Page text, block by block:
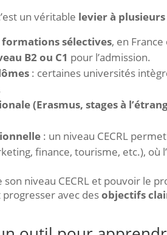
un véritable levier à
formations sélectives, en
B2 ou C1 pour l’admission.
: certaines universités
(Erasmus, stages à
: un niveau CECRL
finance, tourisme, etc.), où
niveau CECRL et pouvoir le
progresser avec desobjectifs